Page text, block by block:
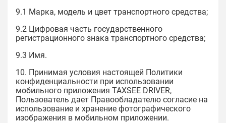
9.1 Марка, модель и цвет транспортного средства;
9.2 Цифровая часть государственного
регистрационного знака транспортного средства;
9.3 Имя.
10. Принимая условия настоящей Политики
конфиденциальности при использовании
мобильного приложения TAXSEE DRIVER,
Пользователь дает Правообладателю согласие на
использование и хранение фотографического
изображения в мобильном приложении.